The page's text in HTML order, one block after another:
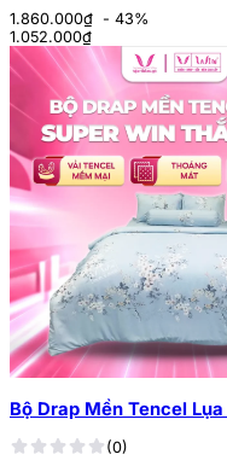
1.860.000₫ - 43%
1.052.000₫
Bộ Drap Mền Tencel
(0)